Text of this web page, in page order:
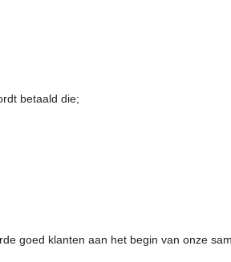
betaald die;
goed klanten aan het begin van onze